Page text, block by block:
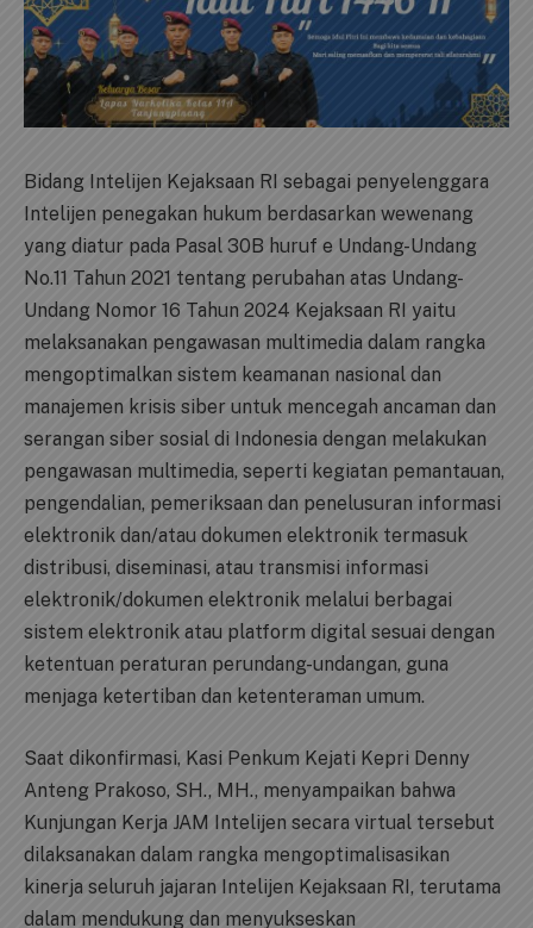
Bidang Intelijen Kejaksaan RI sebagai penyelenggara
Intelijen penegakan hukum berdasarkan wewenang
yang diatur pada Pasal 30B huruf e Undang-Undang
No.11 Tahun 2021 tentang perubahan atas Undang-
Undang Nomor 16 Tahun 2024 Kejaksaan RI yaitu
melaksanakan pengawasan multimedia dalam rangka
mengoptimalkan sistem keamanan nasional dan
manajemen krisis siber untuk mencegah ancaman dan
serangan siber sosial di Indonesia dengan melakukan
pengawasan multimedia, seperti kegiatan pemantauan,
pengendalian, pemeriksaan dan penelusuran informasi
elektronik dan/atau dokumen elektronik termasuk
distribusi, diseminasi, atau transmisi informasi
elektronik/dokumen elektronik melalui berbagai
sistem elektronik atau platform digital sesuai dengan
ketentuan peraturan perundang-undangan, guna
menjaga ketertiban dan ketenteraman umum.
Saat dikonfirmasi, Kasi Penkum Kejati Kepri Denny
Anteng Prakoso, SH., MH., menyampaikan bahwa
Kunjungan Kerja JAM Intelijen secara virtual tersebut
dilaksanakan dalam rangka mengoptimalisasikan
kinerja seluruh jajaran Intelijen Kejaksaan RI, terutama
dalam mendukung dan menyukseskan